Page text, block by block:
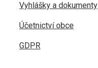
Vyhlášky a dokumenty
Účetnictví obce
GDPR